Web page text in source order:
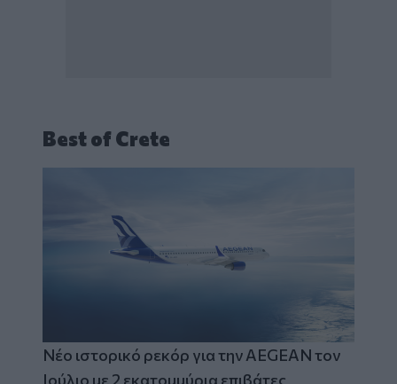
Best of Crete
Νέο ιστορικό ρεκόρ για την AEGEAN τον
Ιούλιο με 2 εκατομμύρια επιβάτες